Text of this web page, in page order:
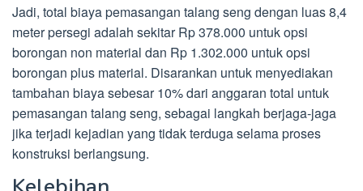
Jadi, total biaya pemasangan talang seng dengan luas 8,4
meter persegi adalah sekitar Rp 378.000 untuk opsi
borongan non material dan Rp 1.302.000 untuk opsi
borongan plus material. Disarankan untuk menyediakan
tambahan biaya sebesar 10% dari anggaran total untuk
pemasangan talang seng, sebagai langkah berjaga-jaga
jika terjadi kejadian yang tidak terduga selama proses
konstruksi berlangsung.